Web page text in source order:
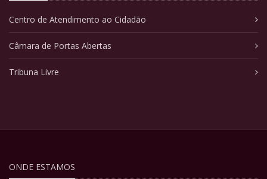
Centro de Atendimento ao Cidadão
Câmara de Portas Abertas
Tribuna Livre
ONDE ESTAMOS